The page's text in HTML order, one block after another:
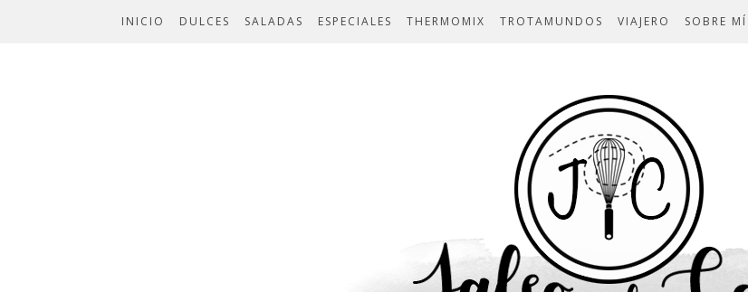
INICIO DULCES SALADAS ESPECIALES THERMOMIX TROTAMUNDOS VIAJERO SOBRE MÍ